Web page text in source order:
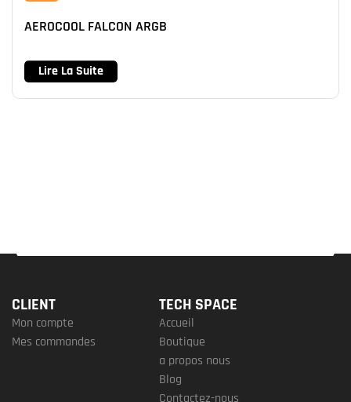
AEROCOOL FALCON ARGB
Lire La Suite
CLIENT
Mon compte
Mes commandes
TECH SPACE
Accueil
Boutique
a propos nous
Blog
Contactez-nous